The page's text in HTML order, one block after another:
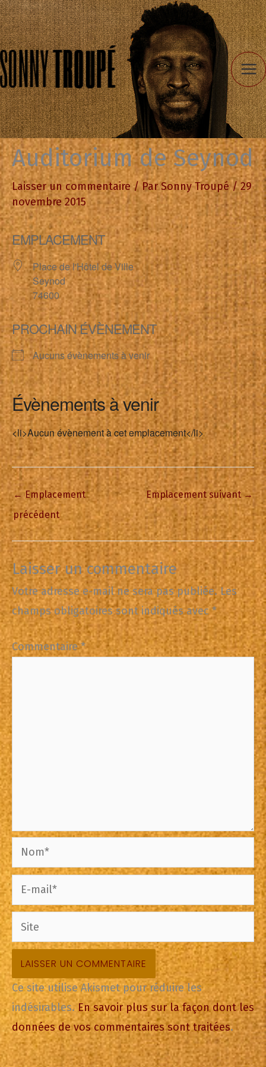
Aller
au
contenu
Auditorium de Seynod
Laisser un commentaire / ParSonny Troupé/29
novembre 2015
EMPLACEMENT
Place de l'Hôtel de Ville
Seynod
74600
PROCHAIN ÉVÈNEMENT
Aucuns évènements à venir
Évènements à venir
<li>Aucun évènement à cet emplacement</li>
←Emplacement
précédent
Emplacement suivant→
Laisser un commentaire
Votre adresse e-mail ne sera pas publiée. Les
champs obligatoires sont indiqués avec*
Commentaire*
Nom*
mail*
Site
Ce site utilise Akismet pour réduire les
indésirables.En savoir plus sur la façon dont les
données de vos commentaires sont traitées.